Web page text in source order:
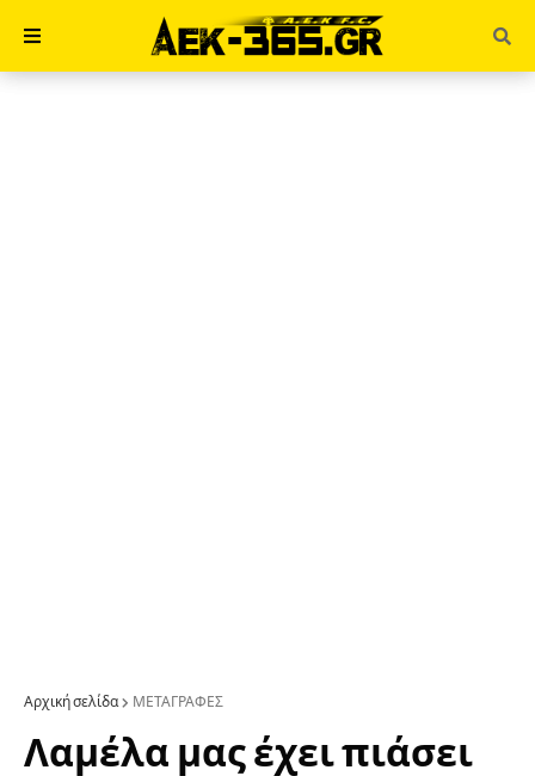
Αρχική σελίδα ΜΕΤΑΓΡΑΦΕΣ
Λαμέλα μας έχει πιάσει